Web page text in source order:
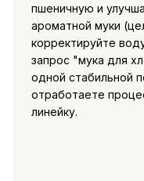
пшеничную и
ароматной муки
корректируйте
запрос "мука для
одной стабильной
отработаете
линейку.